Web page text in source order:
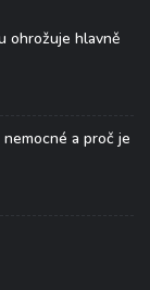
ohrožuje hlavně
a proč je